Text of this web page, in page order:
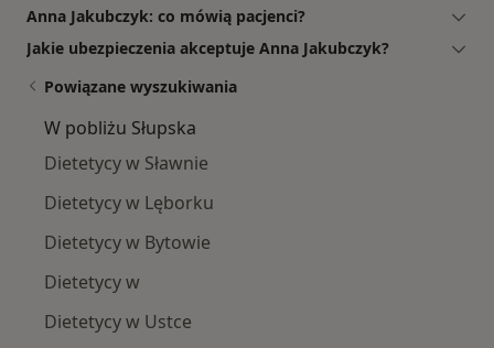
Anna Jakubczyk: co mówią pacjenci?
Jakie ubezpieczenia akceptuje Anna Jakubczyk?
Powiązane wyszukiwania
W pobliżu Słupska
Dietetycy w Sławnie
Dietetycy w Lęborku
Dietetycy w Bytowie
Dietetycy w
Dietetycy w Ustce